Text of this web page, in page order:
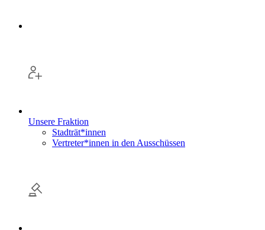
Unsere Fraktion
Stadträt*innen
Vertreter*innen in den Ausschüssen